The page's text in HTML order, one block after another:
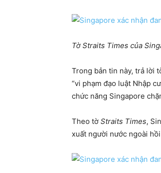
Tờ Straits Times của
Trong bản tin này, trả lời
“vi phạm đạo luật Nhập
chức năng Singapore
Theo tờ Straits Times,
xuất người nước ngoài